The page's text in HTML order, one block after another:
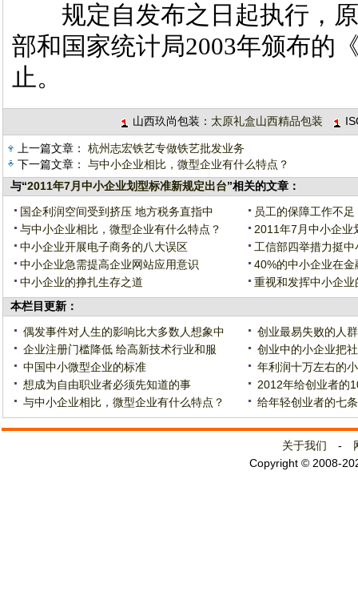
规定自发布之日起执行，原
部和国家统计局2003年颁布的
止。
山西玖尚包装： 太原礼盒山西精品包装
上一篇文章： 杭州志宏铁艺专做铁艺批发业务
下一篇文章： 与中小企业相比，微型企业有什么特点？
与“2011年7月中小企业划型标准新规定出台”相关的文章：
国企利润空间受到挤压 地方税务直指中
员工的保障工作不
与中小企业相比，微型企业有什么特点？
2011年7月中小企业
中小企业开展电子商务的八大误区
工信部四举措力挺
中小企业急需提高企业网站应用意识
40%的中小企业在
中小企业的挣扎生存之道
重视和发挥中小企业
本栏目更新：
偶发事件对人生的影响比大多数人想象中
创业最易失败的人
企业注册门槛降低 给高新技术行业和服
创业中的小企业把
中国中小微型企业的标准
年利润十万左右的
想成为自由职业者必须先知道的事
2012年给创业者的
与中小企业相比，微型企业有什么特点？
给年轻创业者的七
关于我们 -
Copyright © 2008-